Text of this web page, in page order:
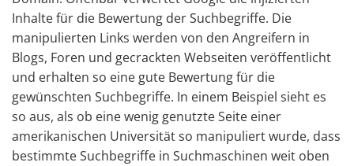
Inhalte für die Bewertung der Suchbegriffe. Die
manipulierten Links werden von den Angreifern in
Blogs, Foren und gecrackten Webseiten veröffentlicht
und erhalten so eine gute Bewertung für die
gewünschten Suchbegriffe. In einem Beispiel sieht es
so aus, als ob eine wenig genutzte Seite einer
amerikanischen Universität so manipuliert wurde, dass
bestimmte Suchbegriffe in Suchmaschinen weit oben